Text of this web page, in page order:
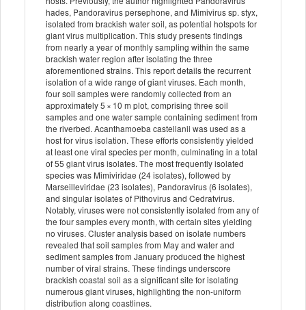
hades, Pandoravirus persephone, and Mimivirus sp. styx,
isolated from brackish water soil, as potential hotspots for
giant virus multiplication. This study presents findings
from nearly a year of monthly sampling within the same
brackish water region after isolating the three
aforementioned strains. This report details the recurrent
isolation of a wide range of giant viruses. Each month,
four soil samples were randomly collected from an
approximately 5 × 10 m plot, comprising three soil
samples and one water sample containing sediment from
the riverbed. Acanthamoeba castellanii was used as a
host for virus isolation. These efforts consistently yielded
at least one viral species per month, culminating in a total
of 55 giant virus isolates. The most frequently isolated
species was Mimiviridae (24 isolates), followed by
Marseilleviridae (23 isolates), Pandoravirus (6 isolates),
and singular isolates of Pithovirus and Cedratvirus.
Notably, viruses were not consistently isolated from any of
the four samples every month, with certain sites yielding
no viruses. Cluster analysis based on isolate numbers
revealed that soil samples from May and water and
sediment samples from January produced the highest
number of viral strains. These findings underscore
brackish coastal soil as a significant site for isolating
numerous giant viruses, highlighting the non-uniform
distribution along coastlines.